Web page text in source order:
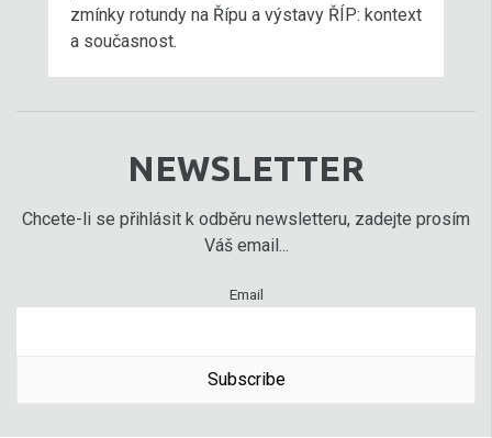
zmínky rotundy na Řípu a výstavy ŘÍP: kontext
a současnost.
NEWSLETTER
Chcete-li se přihlásit k odběru newsletteru, zadejte prosím
Váš email...
Email
Subscribe